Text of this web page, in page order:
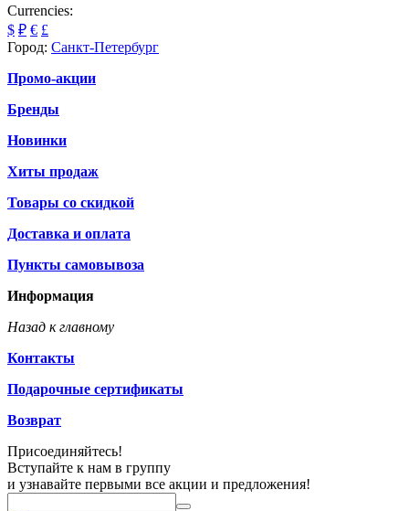
Currencies:
$ ₽ € £
Город: Санкт-Петербург
Промо-акции
Бренды
Новинки
Хиты продаж
Товары со скидкой
Доставка и оплата
Пункты самовывоза
Информация
Назад к главному
Контакты
Подарочные сертификаты
Возврат
Присоединяйтесь!
Вступайте к нам в группу
и узнавайте первыми все акции и предложения!